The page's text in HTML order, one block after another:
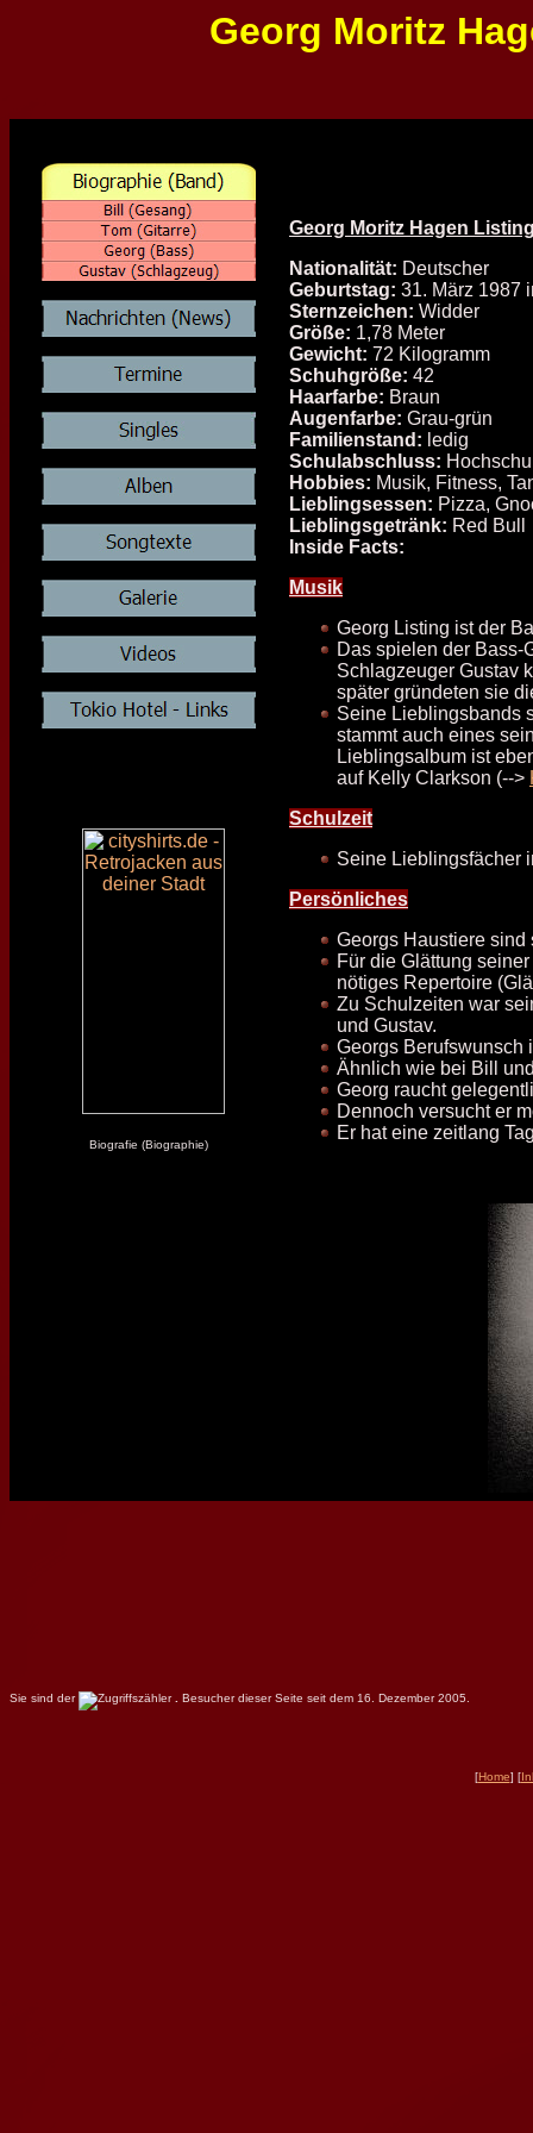
Georg Moritz
Biografie (Biographie)
Georg Moritz Hagen
Nationalität: Deutscher
Geburtstag: 31. März 1987
Sternzeichen: Widder
Größe: 1,78 Meter
Gewicht: 72 Kilogramm
Schuhgröße: 42
Haarfarbe: Braun
Augenfarbe: Grau-grün
Familienstand: ledig
Schulabschluss:
Hobbies: Musik, Fitness,
Lieblingsessen: Pizza,
Lieblingsgetränk: Red Bull
Inside Facts:
Musik
Georg Listing ist der
Das spielen der Bass-
Schlagzeuger Gustav
später gründeten sie
Seine Lieblingsbands
stammt auch eines
Lieblingsalbum ist
auf Kelly Clarkson (-->
Schulzeit
Seine Lieblingsfächer
Persönliches
Georgs Haustiere sind
Für die Glättung
nötiges Repertoire
Zu Schulzeiten war
und Gustav.
Georgs Berufswunsch
Ähnlich wie bei Bill
Georg raucht
Dennoch versucht er
Er hat eine zeitlang
Sie sind der . Besucher dieser Seite seit dem 16. Dezember 2005.
[Home] [